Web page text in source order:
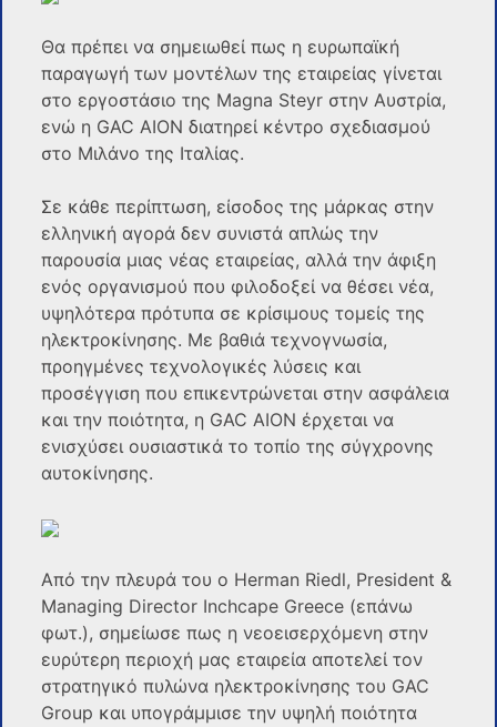
Θα πρέπει να σημειωθεί πως η ευρωπαϊκή
παραγωγή των μοντέλων της εταιρείας γίνεται
στο εργοστάσιο της Magna Steyr στην Αυστρία,
ενώ η GAC AION διατηρεί κέντρο σχεδιασμού
στο Μιλάνο της Ιταλίας.
Σε κάθε περίπτωση, είσοδος της μάρκας στην
ελληνική αγορά δεν συνιστά απλώς την
παρουσία μιας νέας εταιρείας, αλλά την άφιξη
ενός οργανισμού που φιλοδοξεί να θέσει νέα,
υψηλότερα πρότυπα σε κρίσιμους τομείς της
ηλεκτροκίνησης. Με βαθιά τεχνογνωσία,
προηγμένες τεχνολογικές λύσεις και
προσέγγιση που επικεντρώνεται στην ασφάλεια
και την ποιότητα, η GAC AION έρχεται να
ενισχύσει ουσιαστικά το τοπίο της σύγχρονης
αυτοκίνησης.
Από την πλευρά του ο Herman Riedl, President &
Managing Director Inchcape Greece (επάνω
φωτ.), σημείωσε πως η νεοεισερχόμενη στην
ευρύτερη περιοχή μας εταιρεία αποτελεί τον
στρατηγικό πυλώνα ηλεκτροκίνησης του GAC
Group και υπογράμμισε την υψηλή ποιότητα